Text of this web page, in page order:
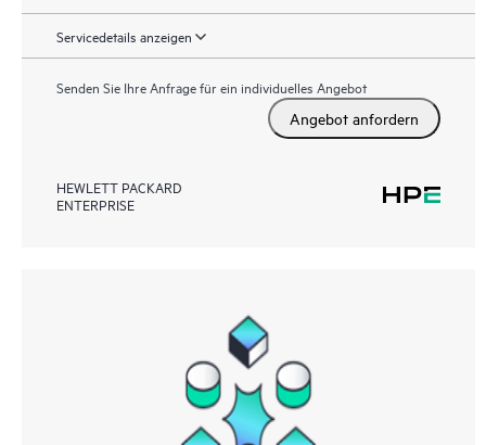
Servicedetails anzeigen
Senden Sie Ihre Anfrage für ein individuelles Angebot
Angebot anfordern
HEWLETT PACKARD
ENTERPRISE